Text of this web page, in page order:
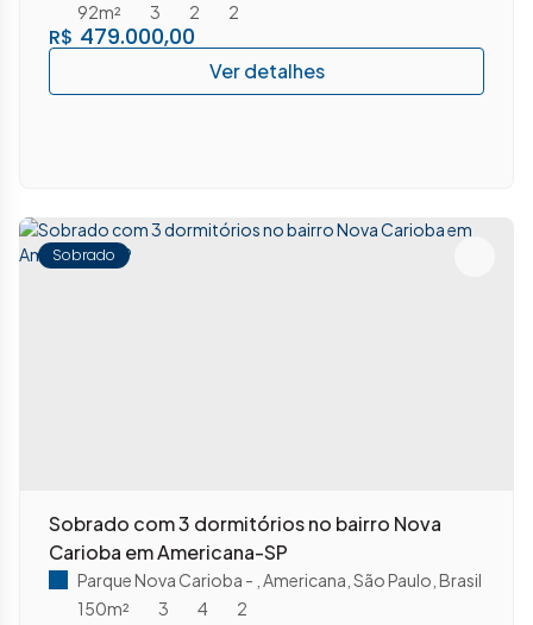
R$ 479.000,00
3
2
92m² 2
Sobrado
Sobrado com 3 dormitórios no bairro Nova
Carioba em Americana-SP
Parque Nova Carioba Americana São Paulo Brasil
3
4
150m² 2